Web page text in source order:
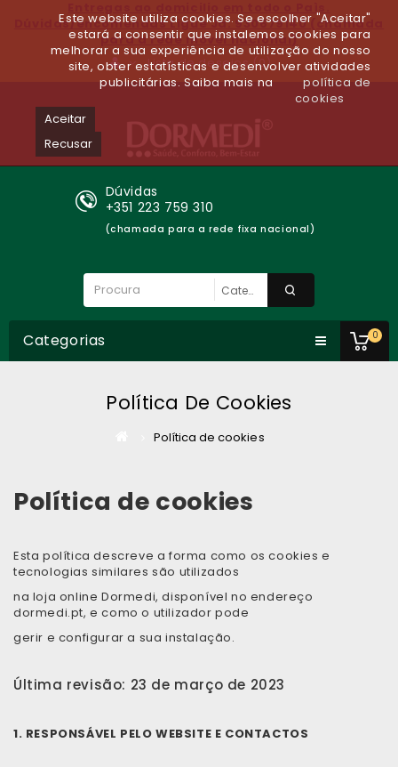
Dúvidas/encomendas Ligue Já: 930679140 (chamada
para a rede móvel nacional)
Lista de desejos (0)
0
Dúvidas
+351 223 759 310
(chamada para a rede fixa nacional)
Categorias
Política De Cookies
Política de cookies
Política de cookies
Esta política descreve a forma como os cookies e
tecnologias similares são utilizados
na loja online Dormedi, disponível no endereço
dormedi.pt, e como o utilizador pode
gerir e configurar a sua instalação.
Última revisão: 23 de março de 2023
1. RESPONSÁVEL PELO WEBSITE E CONTACTOS
Este website utiliza cookies. Se escolher "Aceitar"
estará a consentir que instalemos cookies para
melhorar a sua experiência de utilização do nosso
site, obter estatísticas e desenvolver atividades
publicitárias. Saiba mais na
política de
cookies
Aceitar
Recusar